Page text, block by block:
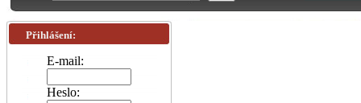
Přihlášení:
E-mail:
Heslo: